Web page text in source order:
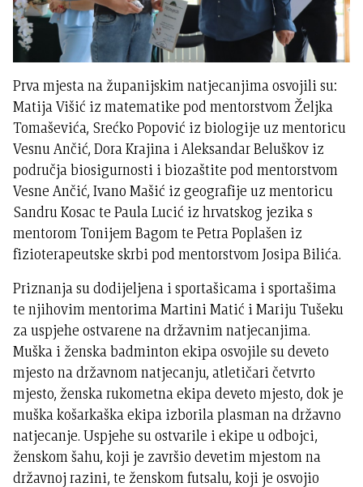
Prva mjesta na županijskim natjecanjima osvojili su:
Matija Višić iz matematike pod mentorstvom Željka
Tomaševića, Srećko Popović iz biologije uz mentoricu
Vesnu Ančić, Dora Krajina i Aleksandar Beluškov iz
područja biosigurnosti i biozaštite pod mentorstvom
Vesne Ančić, Ivano Mašić iz geografije uz mentoricu
Sandru Kosac te Paula Lucić iz hrvatskog jezika s
mentorom Tonijem Bagom te Petra Poplašen iz
fizioterapeutske skrbi pod mentorstvom Josipa Bilića.
Priznanja su dodijeljena i sportašicama i sportašima
te njihovim mentorima Martini Matić i Mariju Tušeku
za uspjehe ostvarene na državnim natjecanjima.
Muška i ženska badminton ekipa osvojile su deveto
mjesto na državnom natjecanju, atletičari četvrto
mjesto, ženska rukometna ekipa deveto mjesto, dok je
muška košarkaška ekipa izborila plasman na državno
natjecanje. Uspjehe su ostvarile i ekipe u odbojci,
ženskom šahu, koji je završio devetim mjestom na
državnoj razini, te ženskom futsalu, koji je osvojio